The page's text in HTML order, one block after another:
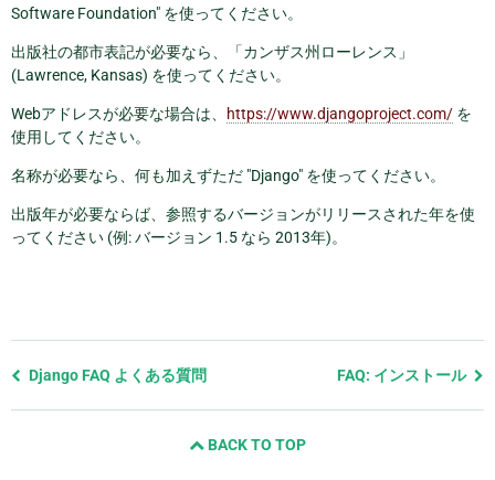
Software Foundation" を使ってください。
出版社の都市表記が必要なら、「カンザス州ローレンス」
(Lawrence, Kansas) を使ってください。
Webアドレスが必要な場合は、 https://www.djangoproject.com/ を
使用してください。
名称が必要なら、何も加えずただ "Django" を使ってください。
出版年が必要ならば、参照するバージョンがリリースされた年を使
ってください (例: バージョン 1.5 なら 2013年)。
前 Django FAQ よくある質問 FAQ: インストール
BACK TO TOP